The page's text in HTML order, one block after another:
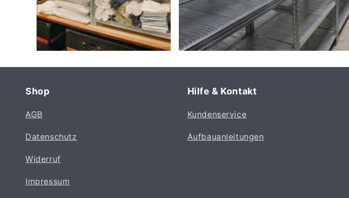
Shop
AGB
Datenschutz
Widerruf
Impressum
Hilfe & Kontakt
Kundenservice
Aufbauanleitungen